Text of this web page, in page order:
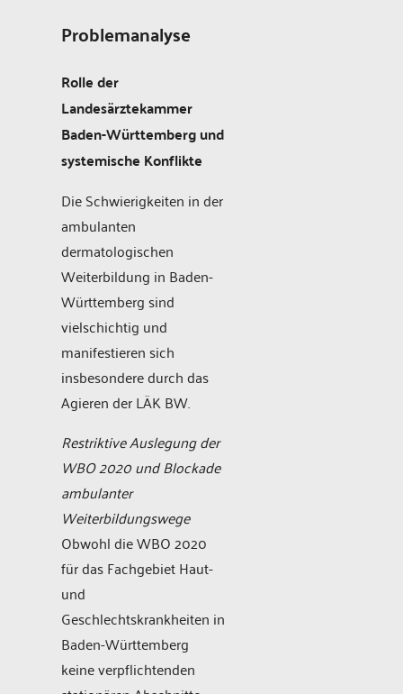
Problemanalyse
Rolle der
Landesärztekammer
Baden-Württemberg und
systemische Konflikte
Die Schwierigkeiten in der
ambulanten
dermatologischen
Weiterbildung in Baden-
Württemberg sind
vielschichtig und
manifestieren sich
insbesondere durch das
Agieren der LÄK BW.
Restriktive Auslegung der
WBO 2020 und Blockade
ambulanter
Weiterbildungswege
Obwohl die WBO 2020
für das Fachgebiet Haut-
und
Geschlechtskrankheiten in
Baden-Württemberg
keine verpflichtenden